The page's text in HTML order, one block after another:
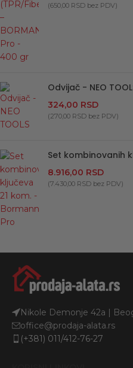
(650,00 RSD bez PDV)
Odvijač - NEO
324,00 RSD
(270,00 RSD bez PDV)
Set kombinovanih
8.916,00 RSD
(7.430,00 RSD bez PDV)
Nikole Demonje 42a |
office@prodaja-alata.rs
(+381) 011/412-76-27